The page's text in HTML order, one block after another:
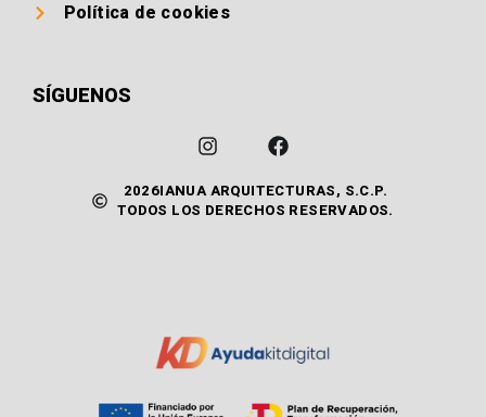
Política de cookies
SÍGUENOS
2026IANUA ARQUITECTURAS, S.C.P.
TODOS LOS DERECHOS RESERVADOS.